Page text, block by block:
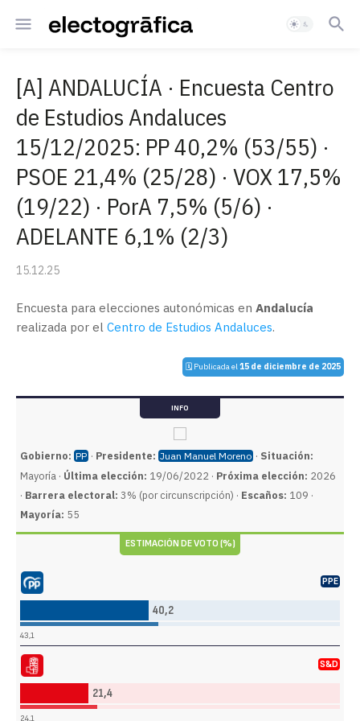
[A] ANDALUCÍA · Encuesta Centro
de Estudios Andaluces
15/12/2025: PP 40,2% (53/55) ·
PSOE 21,4% (25/28) · VOX 17,5%
(19/22) · PorA 7,5% (5/6) ·
ADELANTE 6,1% (2/3)
15.12.25
Encuesta para elecciones autonómicas en Andalucía
realizada por el Centro de Estudios Andaluces.
🗓️ Publicada el15 de diciembre de 2025
INFO
Gobierno: PP · Presidente: Juan Manuel Moreno · Situación:
Mayoría · Última elección: 19/06/2022 · Próxima elección: 2026
· Barrera electoral: 3% (por circunscripción) · Escaños: 109 ·
Mayoría: 55
ESTIMACIÓN DE VOTO (%)
Popular (PP) PPE
40,2
43,1
Obrero Español (PSOE) S&D
21,4
24,1